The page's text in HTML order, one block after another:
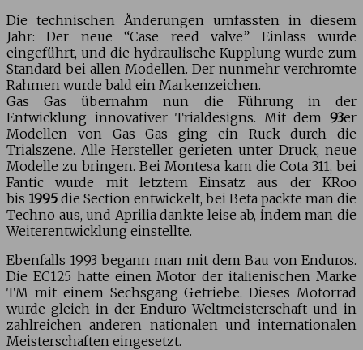
Die technischen Änderungen umfassten in diesem
Jahr: Der neue “Case reed valve” Einlass wurde
eingeführt, und die hydraulische Kupplung wurde zum
Standard bei allen Modellen. Der nunmehr verchromte
Rahmen wurde bald ein Markenzeichen.
Gas Gas übernahm nun die Führung in der
Entwicklung innovativer Trialdesigns. Mit dem 93er
Modellen von Gas Gas ging ein Ruck durch die
Trialszene. Alle Hersteller gerieten unter Druck, neue
Modelle zu bringen. Bei Montesa kam die Cota 311, bei
Fantic wurde mit letztem Einsatz aus der KRoo
bis 1995 die Section entwickelt, bei Beta packte man die
Techno aus, und Aprilia dankte leise ab, indem man die
Weiterentwicklung einstellte.
Ebenfalls 1993 begann man mit dem Bau von Enduros.
Die EC125 hatte einen Motor der italienischen Marke
TM mit einem Sechsgang Getriebe. Dieses Motorrad
wurde gleich in der Enduro Weltmeisterschaft und in
zahlreichen anderen nationalen und internationalen
Meisterschaften eingesetzt.